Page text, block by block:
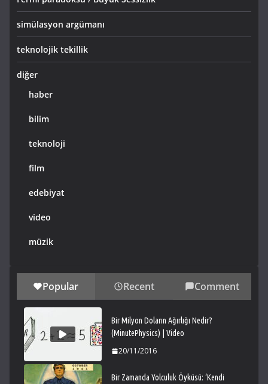
simülasyon argümanı
teknolojik tekillik
diğer
haber
bilim
teknoloji
film
edebiyat
video
müzik
Popular Recent Comment
Bir Milyon Doların Ağırlığı Nedir?
(MinutePhysics) | Video
20/11/2016
Bir Zamanda Yolculuk Öyküsü: ‘Kendi